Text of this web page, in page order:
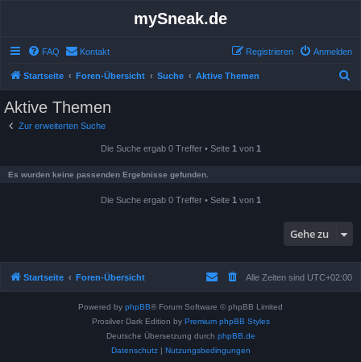
mySneak.de
FAQ Kontakt Anmelden
Registrieren
Startseite Foren-Übersicht Suche Aktive Themen
Aktive Themen
Zur erweiterten Suche
Die Suche ergab 0 Treffer • Seite 1 von 1
Es wurden keine passenden Ergebnisse gefunden.
Die Suche ergab 0 Treffer • Seite 1 von 1
Gehe zu
Startseite Foren-Übersicht Alle Zeiten sind UTC+02:00
Powered by phpBB® Forum Software © phpBB Limited
Prosilver Dark Edition by Premium phpBB Styles
Deutsche Übersetzung durch phpBB.de
Datenschutz| Nutzungsbedingungen